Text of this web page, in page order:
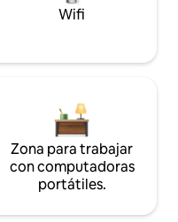
Wifi
Zona para trabajar
con computadoras
portátiles.